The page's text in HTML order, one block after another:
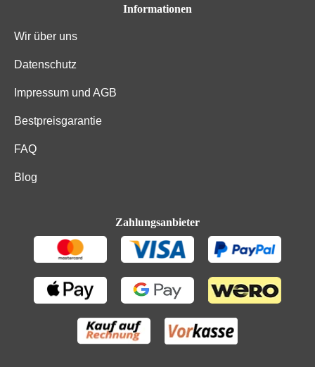
Informationen
Wir über uns
Datenschutz
Impressum und AGB
Bestpreisgarantie
FAQ
Blog
Zahlungsanbieter